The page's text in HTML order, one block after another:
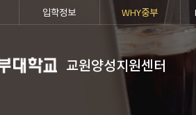
교원양성지원센터
입학정보 WHY중부